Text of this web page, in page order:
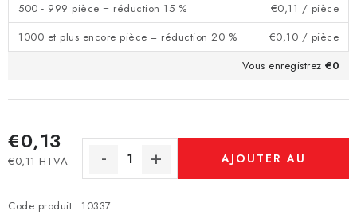
500 - 999 pièce = réduction 15 %
€0,11 / pièce
1000 et plus encore pièce = réduction 20 %
€0,10 / pièce
Vous enregistrez €0
€0,13
€0,11 HTVA
Prix de la mesure:
AJOUTER AU
Code produit : 10337